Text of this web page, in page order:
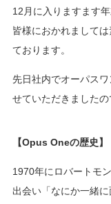
12月に入りますます
皆様におかれまして
ております。
先日社内でオーパス
せていただきましたの
【Opus Oneの歴史】
1970年にロバートモ
出会い「なにか一緒